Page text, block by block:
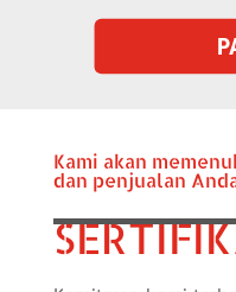
Kami akan
dan penjualan